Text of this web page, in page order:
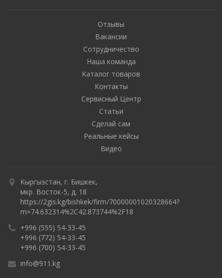
Отзывы
Вакансии
Сотрудничество
Наша команда
Каталог товаров
Контакты
Сервисный Центр
Статьи
Сделай сам
Реальные кейсы
Видео
Кыргызстан, г. Бишкек,
мкр. Восток-5, д. 18
https://2gis.kg/bishkek/firm/70000001020328664?
m=74.632314%2C42.873744%2F18
+996 (555) 54-33-45
+996 (772) 54-33-45
+996 (700) 54-33-45
info@911.kg